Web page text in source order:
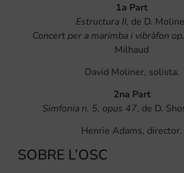
1a Part
Estructura II, de D.
Concert per a marimba i vibràfon
Milhaud
David Moliner, solista.
2na Part
Simfonia n. 5, opus 47, de D.
Henrie Adams, director.
SOBRE L’OSC